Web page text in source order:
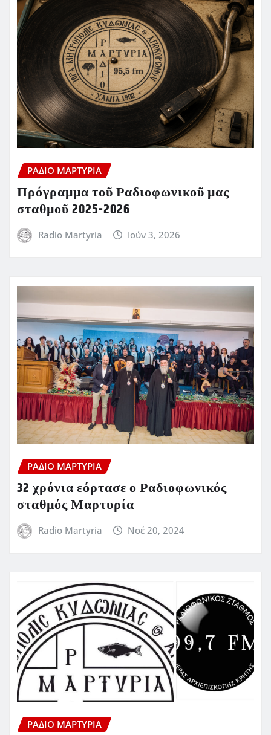
ΡΆΔΙΟ ΜΑΡΤΥΡΊΑ
Πρόγραμμα τοῦ Ραδιοφωνικοῦ μας
σταθμοῦ 2025-2026
Radio Martyria Ιούν 3, 2026
ΡΆΔΙΟ ΜΑΡΤΥΡΊΑ
32 χρόνια εόρτασε ο Ραδιοφωνικός
σταθμός Μαρτυρία
Radio Martyria Νοέ 20, 2024
ΡΆΔΙΟ ΜΑΡΤΥΡΊΑ